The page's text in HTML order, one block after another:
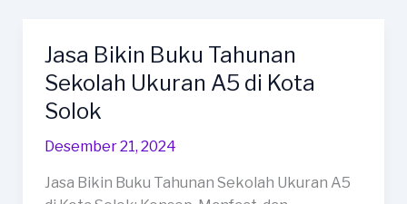
Jasa Bikin Buku Tahunan
Sekolah Ukuran A5 di Kota
Solok
Desember 21, 2024
Jasa Bikin Buku Tahunan Sekolah Ukuran A5
Jasa
Bikin
Buku
Tahunan
Sekolah
A5